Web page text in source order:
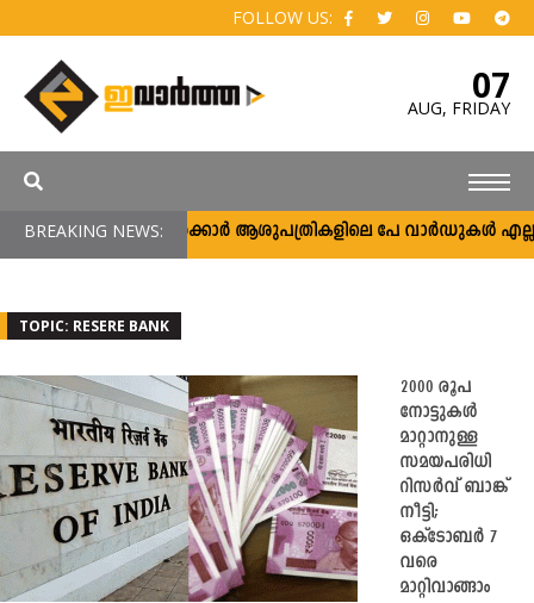
FOLLOW US:
07
AUG, FRIDAY
BREAKING NEWS:സർക്കാർ ആശുപത്രികളിലെ പേ വാർഡുകൾ
TOPIC: RESERE BANK
2000 രൂപ
നോട്ടുകൾ
മാറ്റാനുള്ള
സമയപരിധി
റിസർവ് ബാങ്ക്
നീട്ടി;
ഒക്ടോബർ 7
വരെ
മാറ്റിവാങ്ങാം